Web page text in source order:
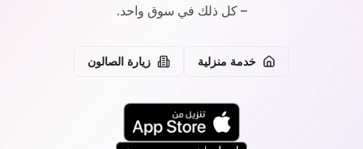
– كل ذلك في سوق واحد.
خدمة منزلية زيارة الصالون